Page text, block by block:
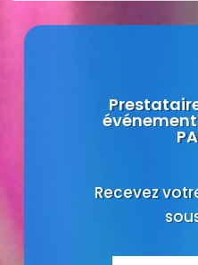
Recevez